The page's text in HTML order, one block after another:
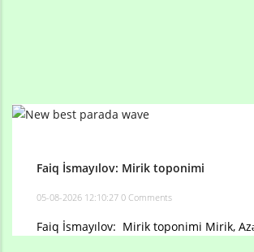
Breadcrumb
Faiq İsmayılov: Mirik toponimi
05-08-2026 12:10:27 0 Comments
Faiq İsmayılov: Mirik toponimi Mirik,